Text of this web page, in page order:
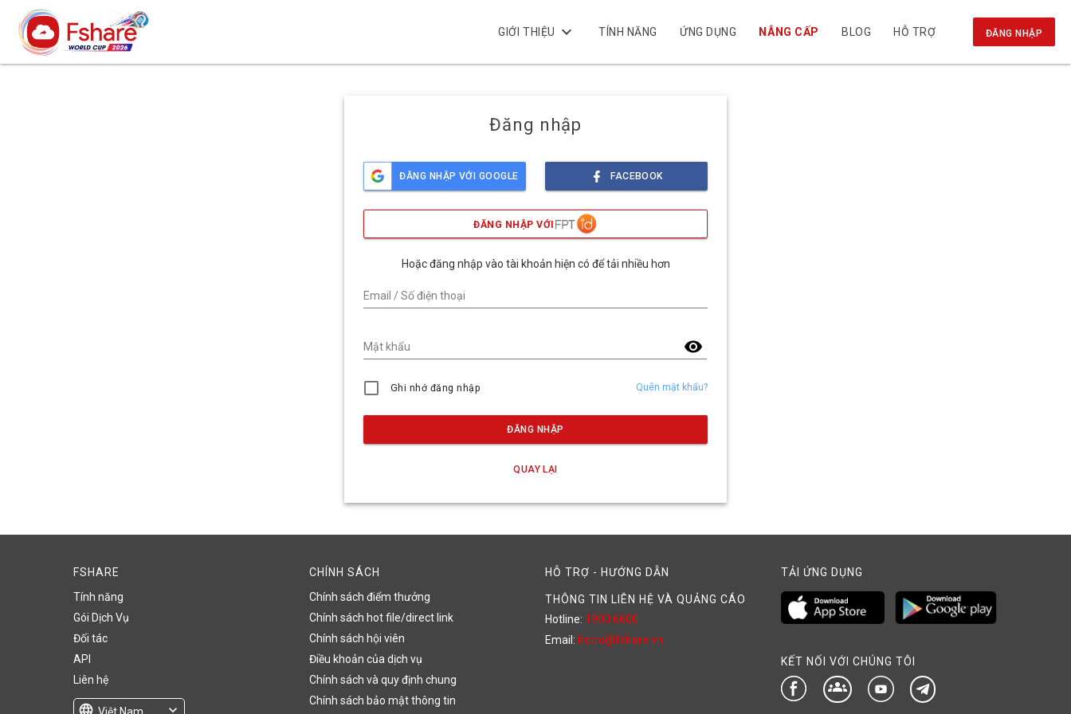
GIỚI THIỆU keyboard_arrow_down TÍNH NĂNG ỨNG DỤNG NÂNG CẤP BLOG HỖ TRỢ ĐĂNG NHẬP
Đăng nhập
ĐĂNG NHẬP VỚI GOOGLE FACEBOOK
ĐĂNG NHẬP VỚI
Hoặc đăng nhập vào tài khoản hiện có để tải nhiều hơn
Email / Số điện thoại
visibility
Mật khẩu
Ghi nhớ đăng nhập Quên mật khẩu?
ĐĂNG NHẬP
QUAY LẠI
FSHARE
Tính năng
Gói Dịch Vụ
Đối tác
API
Liên hệ
language Việt Nam expand_more
CHÍNH SÁCH
Chính sách điểm thưởng
Chính sách hot file/direct link
Chính sách hội viên
Điều khoản của dịch vụ
Chính sách và quy định chung
Chính sách bảo mật thông tin
HỖ TRỢ - HƯỚNG DẪN
THÔNG TIN LIÊN HỆ VÀ QUẢNG CÁO
Hotline: 1900 6600
Email: hotro@fshare.vn
TẢI ỨNG DỤNG
KẾT NỐI VỚI CHÚNG TÔI
groups